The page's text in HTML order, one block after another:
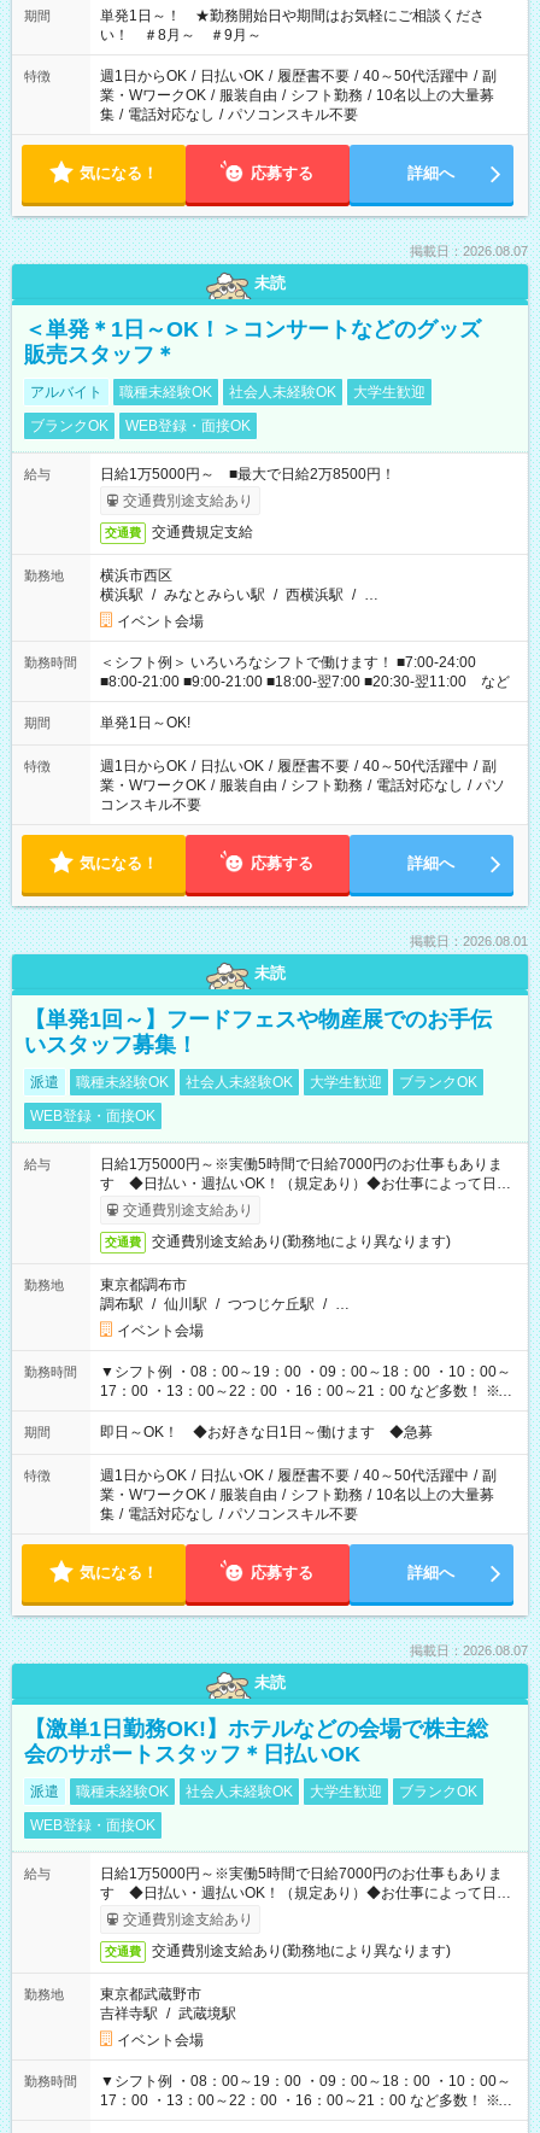
期間
単発1日～！ ★勤務開始日や期間はお気軽にご相談くださ
い！ ＃8月～ ＃9月～
特徴 週1日からOK / 日払いOK / 履歴書不要 / 40～50代活躍中 / 副
業・WワークOK / 服装自由 / シフト勤務 / 10名以上の大量募
集 / 電話対応なし / パソコンスキル不要
気になる！ 応募する 詳細へ
掲載日：2026.08.07
未読
＜単発＊1日～OK！＞コンサートなどのグッズ
販売スタッフ＊
アルバイト 職種未経験OK 社会人未経験OK
大学生歓迎
ブランクOK
WEB登録・面接OK
給与
日給1万5000円～ ■最大で日給2万8500円！
交通費別途支給あり
交通費 交通費規定支給
勤務地
横浜市西区
横浜駅 / みなとみらい駅 / 西横浜駅 / …
イベント会場
勤務時間
＜シフト例＞ いろいろなシフトで働けます！ ■7:00-24:00
■8:00-21:00 ■9:00-21:00 ■18:00-翌7:00 ■20:30-翌11:00 など
期間 単発1日～OK!
特徴 週1日からOK / 日払いOK / 履歴書不要 / 40～50代活躍中 / 副
業・WワークOK / 服装自由 / シフト勤務 / 電話対応なし / パソ
コンスキル不要
気になる！ 応募する 詳細へ
掲載日：2026.08.01
未読
【単発1回～】フードフェスや物産展でのお手伝
いスタッフ募集！
派遣 職種未経験OK 社会人未経験OK 大学生歓迎
ブランクOK
WEB登録・面接OK
給与
日給1万5000円～※実働5時間で日給7000円のお仕事もありま
す ◆日払い・週払いOK！（規定あり）◆お仕事によって日給
も異なります
交通費別途支給あり
交通費 交通費別途支給あり(勤務地により異なります)
勤務地
東京都調布市
調布駅 / 仙川駅 / つつじケ丘駅 / …
イベント会場
勤務時間
▼シフト例 ・08：00～19：00 ・09：00～18：00 ・10：00～
17：00 ・13：00～22：00 ・16：00～21：00 など多数！ ※お
仕事により勤務時間が異なります
期間 即日～OK！ ◆お好きな日1日～働けます ◆急募
特徴 週1日からOK / 日払いOK / 履歴書不要 / 40～50代活躍中 / 副
業・WワークOK / 服装自由 / シフト勤務 / 10名以上の大量募
集 / 電話対応なし / パソコンスキル不要
気になる！ 応募する 詳細へ
掲載日：2026.08.07
未読
【激単1日勤務OK!】ホテルなどの会場で株主総
会のサポートスタッフ＊日払いOK
派遣 職種未経験OK 社会人未経験OK 大学生歓迎
ブランクOK
WEB登録・面接OK
給与
日給1万5000円～※実働5時間で日給7000円のお仕事もありま
す ◆日払い・週払いOK！（規定あり）◆お仕事によって日給
も異なります
交通費別途支給あり
交通費 交通費別途支給あり(勤務地により異なります)
勤務地
東京都武蔵野市
吉祥寺駅 / 武蔵境駅
イベント会場
勤務時間
▼シフト例 ・08：00～19：00 ・09：00～18：00 ・10：00～
17：00 ・13：00～22：00 ・16：00～21：00 など多数！ ※お
仕事により勤務時間が異なります